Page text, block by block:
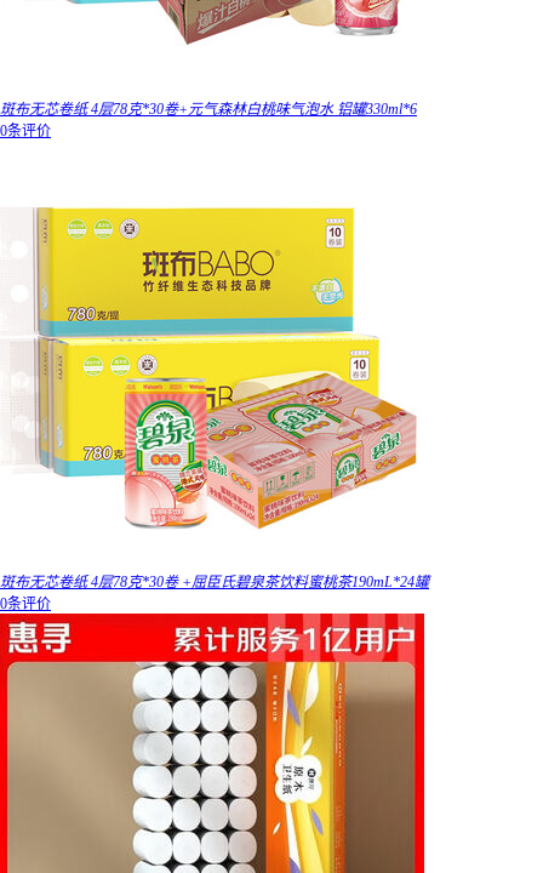
斑布无芯卷纸 4层78克*30卷+元气森林白桃味气泡水 铝罐330ml*6
0条评价
斑布无芯卷纸 4层78克*30卷 +屈臣氏碧泉茶饮料蜜桃茶190mL*24罐
0条评价